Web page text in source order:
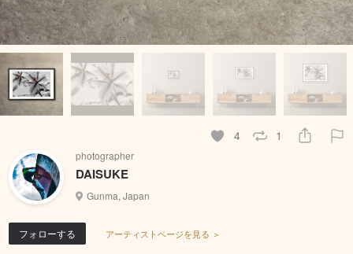
4 1
photographer
DAISUKE
Gunma, Japan
フォローする アーティストページを見る ＞